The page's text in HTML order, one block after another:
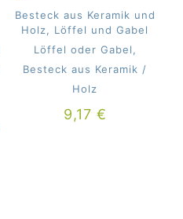
Besteck aus Keramik und
Holz, Löffel und Gabel
Löffel oder Gabel,
Besteck aus Keramik /
Holz
9,17 €